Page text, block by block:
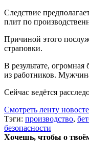
Следствие
плит по
Причиной этого
страповки.
В результате,
из работников.
Сейчас ведётся
Смотреть ленту
Тэги: производство,
безопасности
Хочешь, чтобы о